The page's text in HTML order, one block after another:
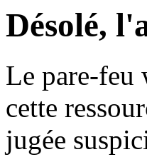
Désolé,
Le pare-feu
cette
jugée